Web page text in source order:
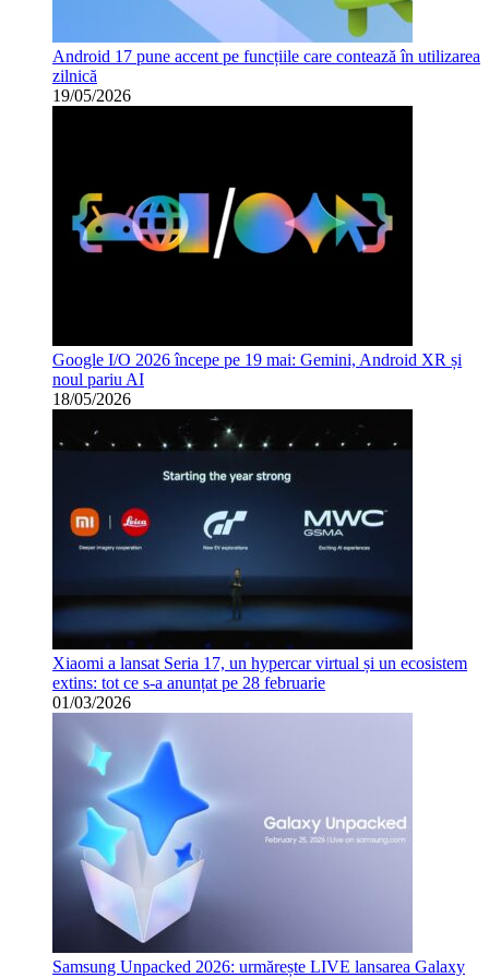
Android 17 pune accent pe funcțiile care contează în utilizarea
zilnică
19/05/2026
Google I/O 2026 începe pe 19 mai: Gemini, Android XR și
noul pariu AI
18/05/2026
Xiaomi a lansat Seria 17, un hypercar virtual și un ecosistem
extins: tot ce s-a anunțat pe 28 februarie
01/03/2026
Samsung Unpacked 2026: urmărește LIVE lansarea Galaxy